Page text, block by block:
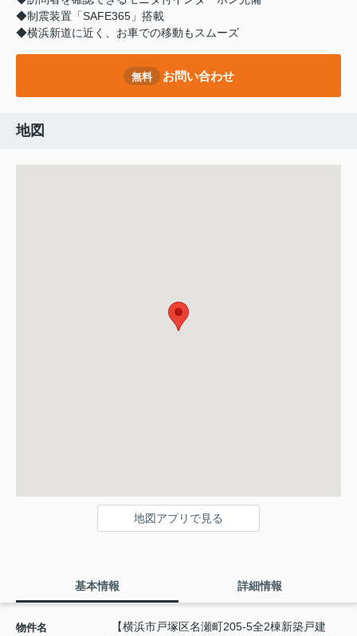
◆制震装置「SAFE365」搭載
◆横浜新道に近く、お車での移動もスムーズ
無料 お問い合わせ
地図
地図アプリで見る
基本情報 詳細情報
物件名
【横浜市戸塚区名瀬町205-5全2棟新築戸建